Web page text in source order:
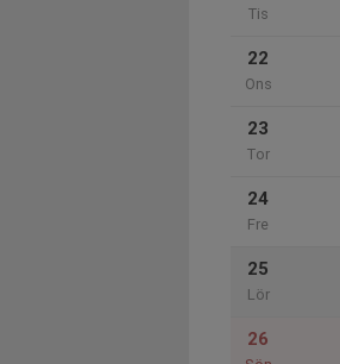
Tis
22
Ons
23
Tor
24
Fre
25
Lör
26